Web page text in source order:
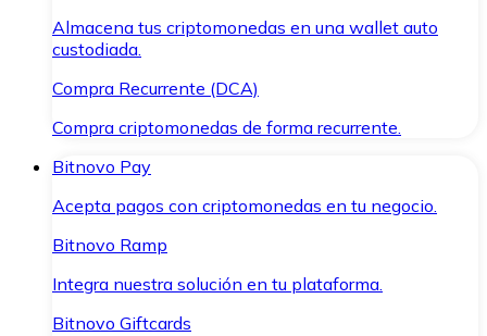
Almacena tus criptomonedas en una wallet auto
custodiada.
Compra Recurrente (DCA)
Compra criptomonedas de forma recurrente.
Bitnovo Pay
Acepta pagos con criptomonedas en tu negocio.
Bitnovo Ramp
Integra nuestra solución en tu plataforma.
Bitnovo Giftcards